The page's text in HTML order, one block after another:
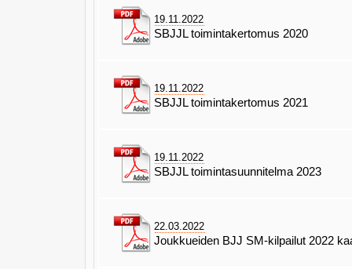
19.11.2022
SBJJL toimintakertomus 2020
19.11.2022
SBJJL toimintakertomus 2021
19.11.2022
SBJJL toimintasuunnitelma 2023
22.03.2022
Joukkueiden BJJ SM-kilpailut 2022